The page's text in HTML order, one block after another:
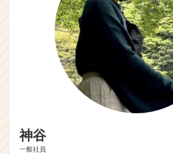
r）
神谷
一般社員